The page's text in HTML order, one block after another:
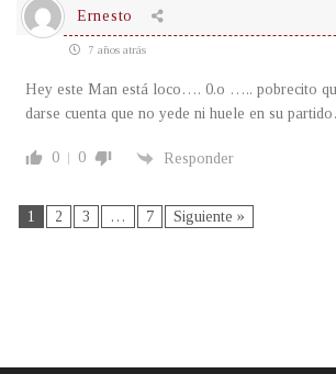
Ernesto
7 años atrás
Hey este Man está loco…. 0.o ….. pobrecito
darse cuenta que no yede ni huele en su
0 0 Responder
1 2 3 … 7 Siguiente »